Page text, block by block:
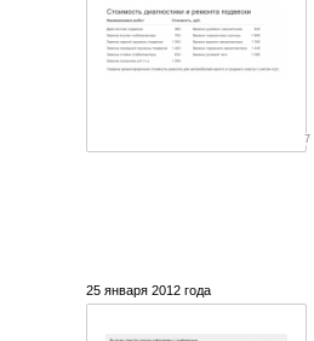
7
25 января 2012 года